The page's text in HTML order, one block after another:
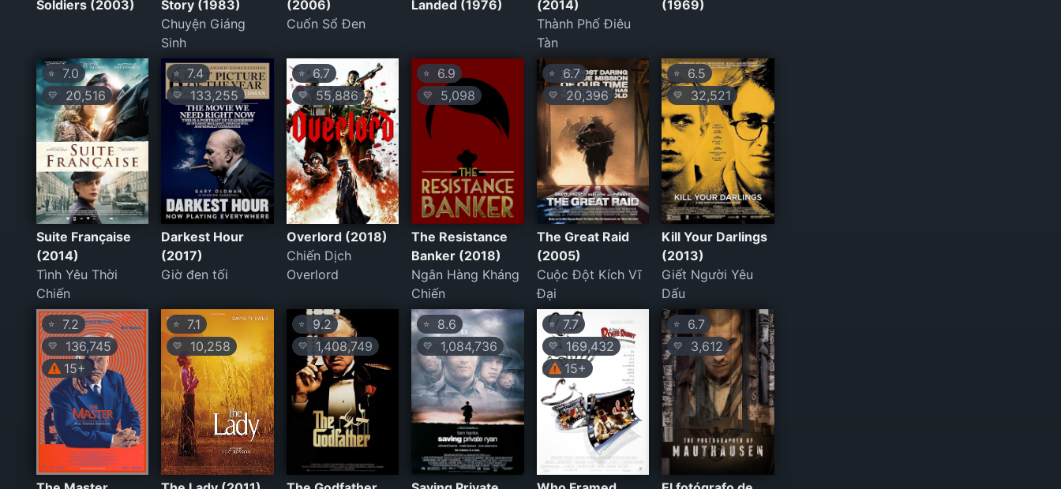
Soldiers (2003)
Story (1983)
Chuyện Giáng
Sinh
(2006)
Cuốn Sổ Đen
Landed (1976)
(2014)
Thành Phố Điêu
Tàn
(1969)
⭐ 7.0
💛 20,516
Suite Française
(2014)
Tình Yêu Thời
Chiến
⭐ 7.4
💛 133,255
Darkest Hour
(2017)
Giờ đen tối
⭐6.7
💛55,886
Overlord (2018)
Chiến Dịch
Overlord
⭐ 6.9
💛 5,098
The Resistance
Banker (2018)
Ngân Hàng Kháng
Chiến
⭐6.7
💛 20,396
The Great Raid
(2005)
Cuộc Đột Kích Vĩ
Đại
⭐ 6.5
💛 32,521
Kill Your Darlings
(2013)
Giết Người Yêu
Dấu
⭐ 7.2
💛
136,745
15+
⭐ 7.1
💛 10,258
⭐9.2
💛 1,408,749
⭐ 8.6
💛 1,084,736
⭐7.7
💛 169,432
15+
⭐ 6.7
💛 3,612